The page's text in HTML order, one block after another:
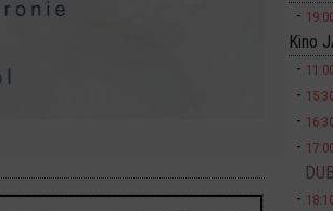
Kino
DUB